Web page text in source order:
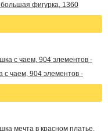
фигурка, 1360
с чаем, 904 элементов -